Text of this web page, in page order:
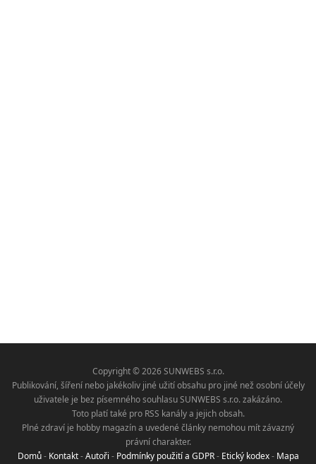
Copyright © 2026 SUNWEBS s.r.o.
Publikování, šíření nebo jakékoliv jiné užití obsahu pro jiné než osobní účely
uživatele je bez písemného souhlasu SUNWEBS s.r.o. zakázáno.
Toto platí také pro RSS kanály a jejich obsah.
Plné zdraví je hobby magazín a uvedené články nemohou mít závazný
právní charakter.
Domů- Kontakt-Autoři - Podmínky použití a GDPR- Etický kodex- Mapa